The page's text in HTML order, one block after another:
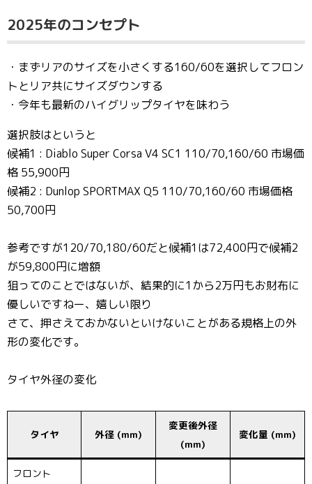
2025年のコンセプト
・まずリアのサイズを小さくする160/60を選択してフロン
トとリア共にサイズダウンする
・今年も最新のハイグリップタイヤを味わう
選択肢はというと
候補1 : Diablo Super Corsa V4 SC1 110/70,160/60 市場価
格 55,900円
候補2 : Dunlop SPORTMAX Q5 110/70,160/60 市場価格
50,700円
参考ですが120/70,180/60だと候補1は72,400円で候補2
が59,800円に増額
狙ってのことではないが、結果的に1から2万円もお財布に
優しいですねー、嬉しい限り
さて、押さえておかないといけないことがある規格上の外
形の変化です。
タイヤ外径の変化
タイヤ 外径 (mm)
変更後外径
(mm)
変化量 (mm)
フロント